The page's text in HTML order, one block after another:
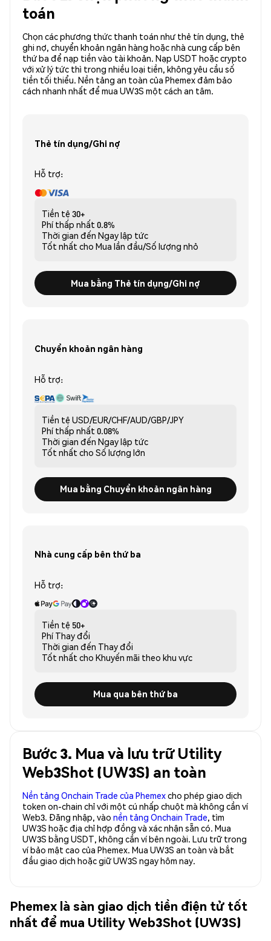
toán
Chọn các phương thức thanh toán như thẻ tín dụng, thẻ
ghi nợ, chuyển khoản ngân hàng hoặc nhà cung cấp bên
thứ ba để nạp tiền vào tài khoản. Nạp USDT hoặc crypto
với xử lý tức thì trong nhiều loại tiền, không yêu cầu số
tiền tối thiểu. Nền tảng an toàn của Phemex đảm bảo
cách nhanh nhất để mua UW3S một cách an tâm.
Thẻ tín dụng/Ghi nợ
Hỗ trợ:
Tiền tệ 30+
Phí thấp nhất 0.8%
Thời gian đến Ngay lập tức
Tốt nhất cho Mua lần đầu/Số lượng nhỏ
Mua bằng Thẻ tín dụng/Ghi nợ
Chuyển khoản ngân hàng
Hỗ trợ:
Tiền tệ USD/EUR/CHF/AUD/GBP/JPY
Phí thấp nhất 0.08%
Thời gian đến Ngay lập tức
Tốt nhất cho Số lượng lớn
Mua bằng Chuyển khoản ngân hàng
Nhà cung cấp bên thứ ba
Hỗ trợ:
Tiền tệ 50+
Phí Thay đổi
Thời gian đến Thay đổi
Tốt nhất cho Khuyến mãi theo khu vực
Mua qua bên thứ ba
Bước 3. Mua và lưu trữ Utility
Web3Shot (UW3S) an toàn
Nền tảng Onchain Trade của Phemexcho phép giao dịch
token on-chain chỉ với một cú nhấp chuột mà không cần ví
Web3. Đăng nhập, vào nền tảng Onchain Trade, tìm
UW3S hoặc địa chỉ hợp đồng và xác nhận sẵn có. Mua
UW3S bằng USDT, không cần ví bên ngoài. Lưu trữ trong
ví bảo mật cao của Phemex. Mua UW3S an toàn và bắt
đầu giao dịch hoặc giữ UW3S ngay hôm nay.
Phemex là sàn giao dịch tiền điện tử tốt
nhất để mua Utility Web3Shot (UW3S)